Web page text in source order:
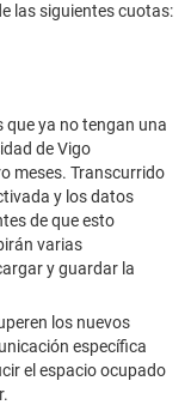
las siguientes cuotas:
que ya no tengan una
de Vigo
meses. Transcurrido
y los datos
de que esto
varias
y guardar la
los nuevos
específica
el espacio ocupado